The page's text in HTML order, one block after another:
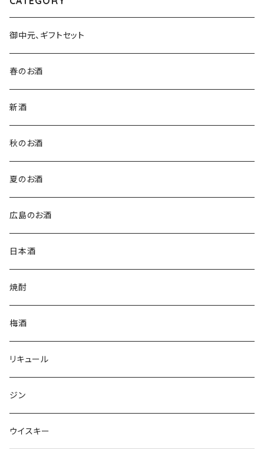
御中元、ギフトセット
春のお酒
新酒
秋のお酒
夏のお酒
広島のお酒
日本酒
焼酎
梅酒
リキュール
ジン
ウイスキー